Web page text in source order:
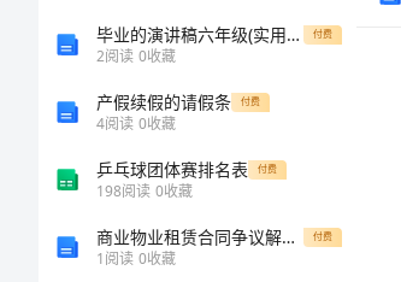
毕业的演讲稿六年级(实用9篇) 付费
2阅读 0收藏
产假续假的请假条 付费
4阅读 0收藏
乒乓球团体赛排名表 付费
198阅读 0收藏
商业物业租赁合同争议解决方案 付费
1阅读 0收藏